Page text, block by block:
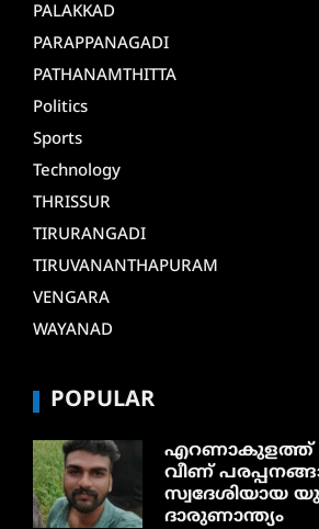
PALAKKAD
PARAPPANAGADI
PATHANAMTHITTA
Politics
Sports
Technology
THRISSUR
TIRURANGADI
TIRUVANANTHAPURAM
VENGARA
WAYANAD
POPULAR
എറണാകുളത്ത്
വീണ്
സ്വദേശിയായ
ദാരുണാന്ത്യം